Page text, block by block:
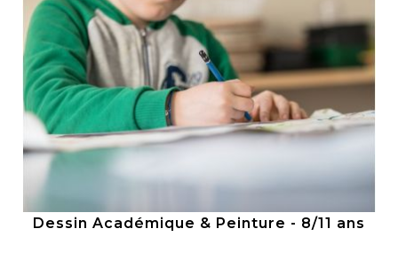
Dessin Académique & Peinture - 8/11 ans